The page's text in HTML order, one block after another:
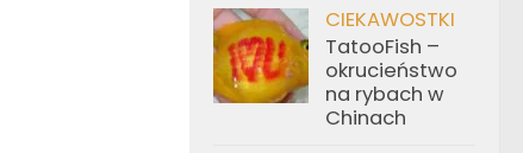
CIEKAWOSTKI
TatooFish –
okrucieństwo
na rybach w
Chinach